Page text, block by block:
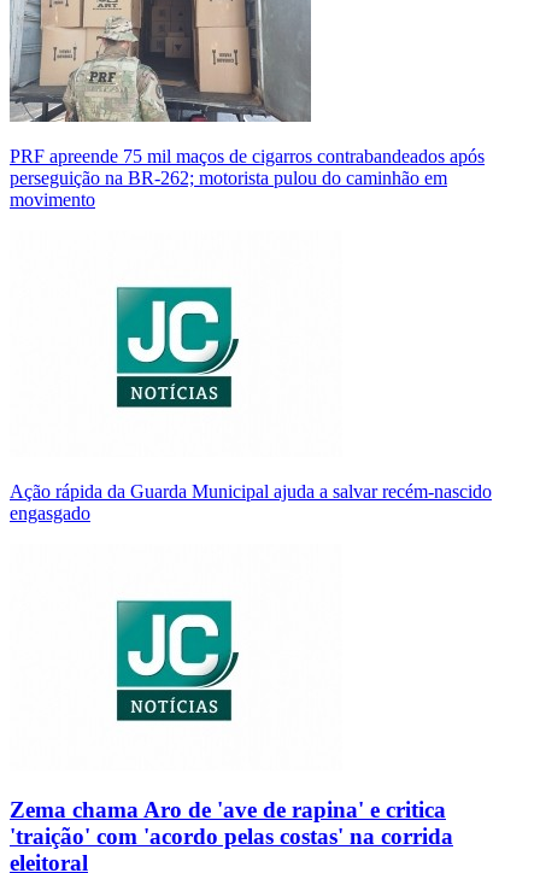
PRF apreende 75 mil maços de cigarros contrabandeados após
perseguição na BR-262; motorista pulou do caminhão em
movimento
Ação rápida da Guarda Municipal ajuda a salvar recém-nascido
engasgado
Zema chama Aro de 'ave de rapina' e critica
'traição' com 'acordo pelas costas' na corrida
eleitoral